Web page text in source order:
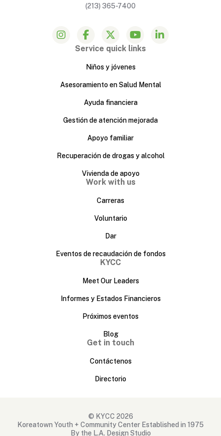
(213) 365-7400
Service quick links
Niños y jóvenes
Asesoramiento en Salud Mental
Ayuda financiera
Gestión de atención mejorada
Apoyo familiar
Recuperación de drogas y alcohol
Vivienda de apoyo
Work with us
Carreras
Voluntario
Dar
Eventos de recaudación de fondos
KYCC
Meet Our Leaders
Informes y Estados Financieros
Próximos eventos
Blog
Get in touch
Contáctenos
Directorio
© KYCC 2026
Koreatown Youth + Community Center Established in 1975
By the L.A. Design Studio